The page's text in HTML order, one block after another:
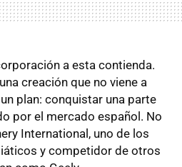
a esta contienda.
creación que no viene a
plan: conquistar una parte
por el mercado español. No
International, uno de los
y competidor de otros